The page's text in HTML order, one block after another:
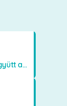
Együtt a „színpadon”, együtt az élményekért 🎭✨